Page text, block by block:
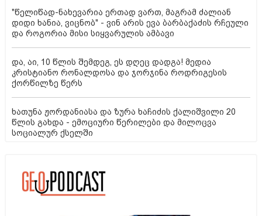
"წელიწად-ნახევარია ერთად ვართ, მაგრამ ძალიან
დიდი ხანია, ვიცნობ" - ვინ არის ევა ბარბაქაძის რჩეული
და როგორია მისი სიყვარულის ამბავი
და, აი, 10 წლის შემდეგ, ეს დღეც დადგა! მედია
კრისტიანო რონალდოსა და ჯორჯინა როდრიგესის
ქორწილზე წერს
ხათუნა ჟორდანიასა და ზურა ხაჩიძის ქალიშვილი 20
წლის გახდა - ემოციური წერილები და მილოცვა
სოციალურ ქსელში